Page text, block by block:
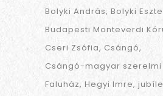
Bolyki András Bolyki
Budapesti Monteverdi
Cseri Zsófia Csángó
Csángó-magyar
Faluház Hegyi Imre